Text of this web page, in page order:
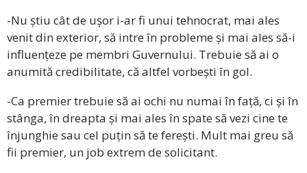
-Nu știu cât de ușor i-ar fi unui tehnocrat, mai ales
venit din exterior, să intre în probleme și mai ales să-i
influențeze pe membri Guvernului. Trebuie să ai o
anumită credibilitate, că altfel vorbești în gol.
-Ca premier trebuie să ai ochi nu numai în față, ci și în
stânga, în dreapta și mai ales în spate să vezi cine te
înjunghie sau cel puțin să te ferești. Mult mai greu să
fii premier, un job extrem de solicitant.